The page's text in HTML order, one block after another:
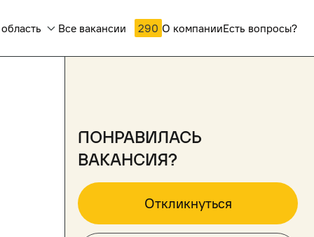
Все вакансии 290 О компанииЕсть вопросы?
понравилась
вакансия?
Откликнуться